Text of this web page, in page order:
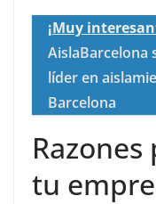
¡Muy
AislaBarcelona
líder en
Barcelona
tu